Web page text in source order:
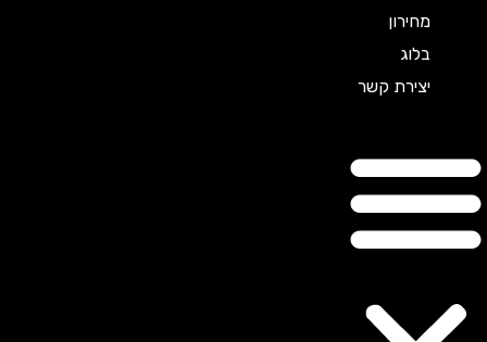
מחירון
יצירת קשר